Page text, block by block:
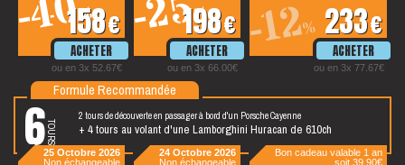
233€
ou en 3x 77.67€
-12%
198€
ou en 3x 66.00€
-25%
158€
ou en 3x 52.67€
-40%
6tours
2 tours de découverte en passager à bord d'un Porsche Cayenne
+ 4 tours au volant d'une Lamborghini Huracan de 610ch
Bon cadeau valable 1 an
soit 39.90€
24 Octobre 2026
Non échangeable
25 Octobre 2026
Non échangeable
Formule Recommandée